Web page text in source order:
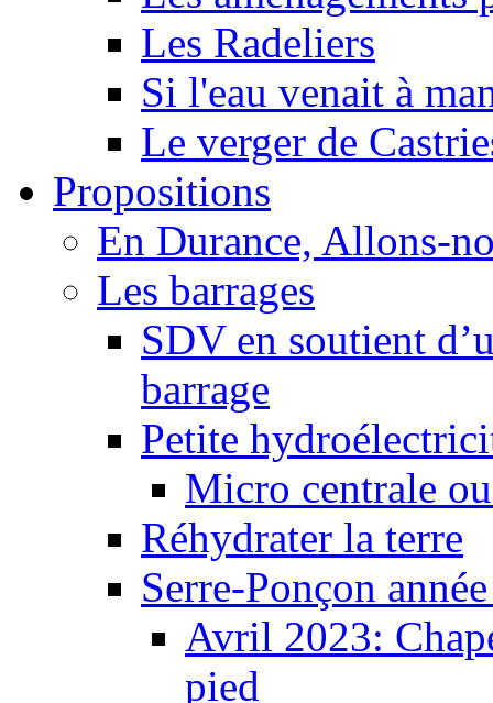
Les Radeliers
Si l'eau venait à
Le verger de
Propositions
En Durance, Allons-
Les barrages
SDV en soutient
barrage
Petite
Micro centrale
Réhydrater la terre
Serre-Ponçon
Avril 2023:
pied